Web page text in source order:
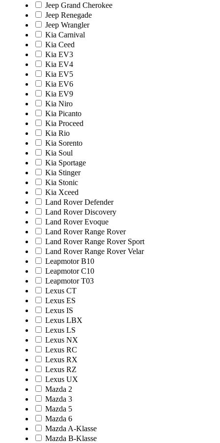
Jeep Grand Cherokee
Jeep Renegade
Jeep Wrangler
Kia Carnival
Kia Ceed
Kia EV3
Kia EV4
Kia EV5
Kia EV6
Kia EV9
Kia Niro
Kia Picanto
Kia Proceed
Kia Rio
Kia Sorento
Kia Soul
Kia Sportage
Kia Stinger
Kia Stonic
Kia Xceed
Land Rover Defender
Land Rover Discovery
Land Rover Evoque
Land Rover Range Rover
Land Rover Range Rover Sport
Land Rover Range Rover Velar
Leapmotor B10
Leapmotor C10
Leapmotor T03
Lexus CT
Lexus ES
Lexus IS
Lexus LBX
Lexus LS
Lexus NX
Lexus RC
Lexus RX
Lexus RZ
Lexus UX
Mazda 2
Mazda 3
Mazda 5
Mazda 6
Mazda A-Klasse
Mazda B-Klasse